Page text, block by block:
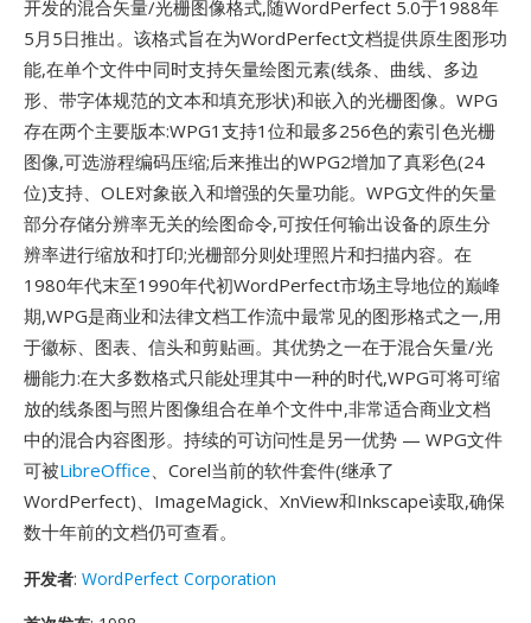
开发的混合矢量/光栅图像格式,随WordPerfect 5.0于1988年
5月5日推出。该格式旨在为WordPerfect文档提供原生图形功
能,在单个文件中同时支持矢量绘图元素(线条、曲线、多边
形、带字体规范的文本和填充形状)和嵌入的光栅图像。WPG
存在两个主要版本:WPG1支持1位和最多256色的索引色光栅
图像,可选游程编码压缩;后来推出的WPG2增加了真彩色(24
位)支持、OLE对象嵌入和增强的矢量功能。WPG文件的矢量
部分存储分辨率无关的绘图命令,可按任何输出设备的原生分
辨率进行缩放和打印;光栅部分则处理照片和扫描内容。在
1980年代末至1990年代初WordPerfect市场主导地位的巅峰
期,WPG是商业和法律文档工作流中最常见的图形格式之一,用
于徽标、图表、信头和剪贴画。其优势之一在于混合矢量/光
栅能力:在大多数格式只能处理其中一种的时代,WPG可将可缩
放的线条图与照片图像组合在单个文件中,非常适合商业文档
中的混合内容图形。持续的可访问性是另一优势 — WPG文件
可被LibreOffice、Corel当前的软件套件(继承了
WordPerfect)、ImageMagick、XnView和Inkscape读取,确保
数十年前的文档仍可查看。
开发者: WordPerfect Corporation